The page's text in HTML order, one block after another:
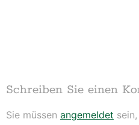
Schreiben Sie einen
Sie müssen angemeldet